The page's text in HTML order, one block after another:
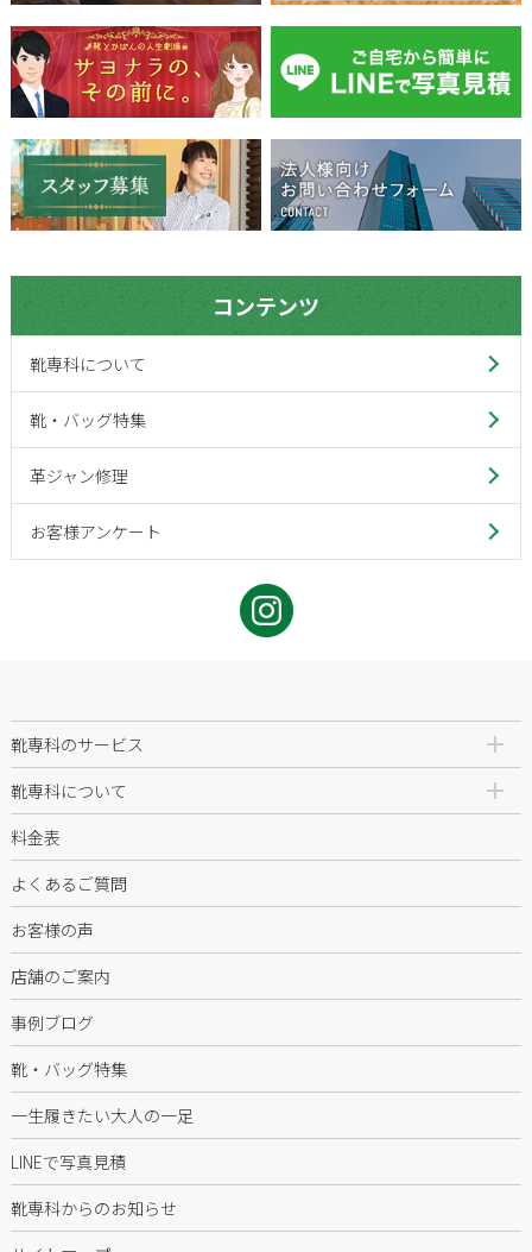
コンテンツ
靴専科について
靴・バッグ特集
革ジャン修理
お客様アンケート
靴専科のサービス
靴専科について
料金表
よくあるご質問
お客様の声
店舗のご案内
事例ブログ
靴・バッグ特集
一生履きたい大人の一足
LINEで写真見積
靴専科からのお知らせ